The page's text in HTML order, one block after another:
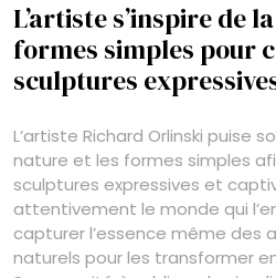
L’artiste s’inspire de
formes simples pour
sculptures
L’artiste Richard Orlinski puise
nature et les formes simples
sculptures expressives et
attentivement le monde qui
capturer l’essence même des
naturels pour les transformer